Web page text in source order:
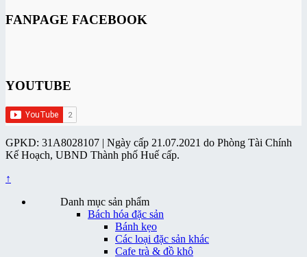
FANPAGE FACEBOOK
YOUTUBE
GPKD: 31A8028107 | Ngày cấp 21.07.2021 do Phòng Tài Chính
Kế Hoạch, UBND Thành phố Huế cấp.
↑
Danh mục sản phẩm
Bách hóa đặc sản
Bánh kẹo
Các loại đặc sản khác
Cafe trà & đồ khô